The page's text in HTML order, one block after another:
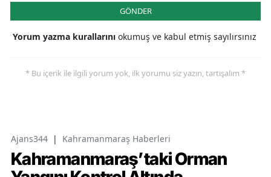
GÖNDER
Yorum yazma kurallarını okumuş ve kabul etmiş sayılırsınız
* Bu içerik ile ilgili yorum yok, ilk yorumu siz yazın, tartışalım *
Ajans344 | Kahramanmaraş Haberleri
Kahramanmaraş’taki Orman